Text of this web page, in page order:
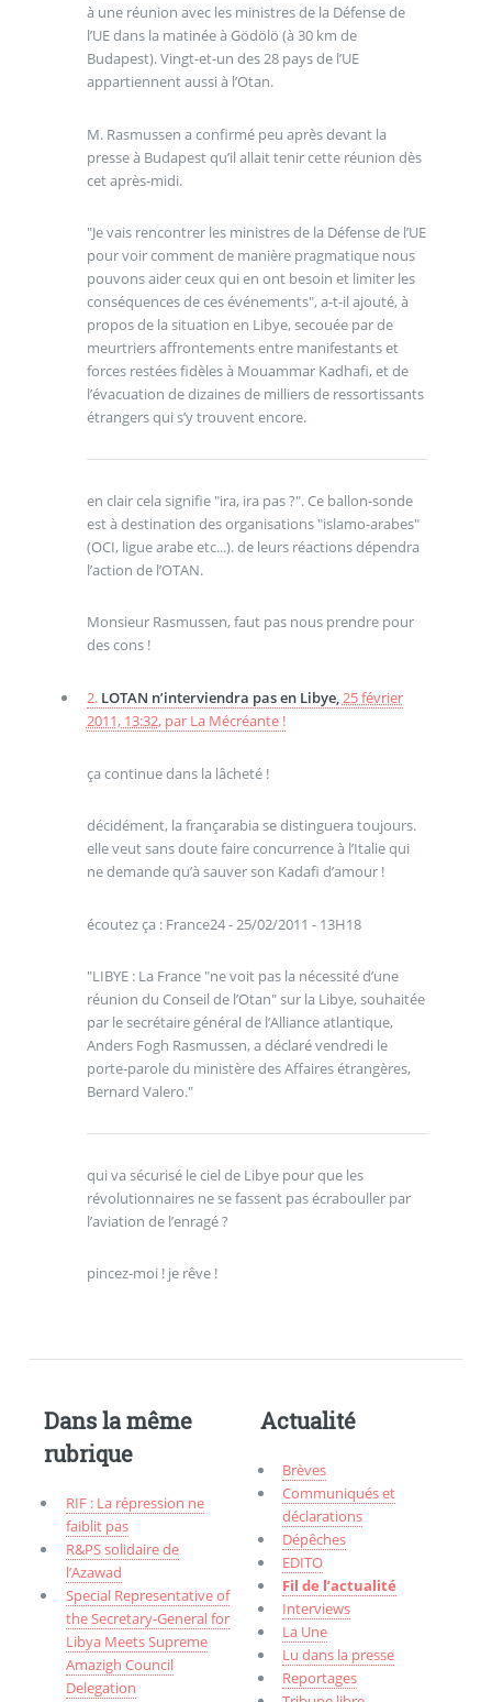
à une réunion avec les ministres de la Défense de
l’UE dans la matinée à Gödölö (à 30 km de
Budapest). Vingt-et-un des 28 pays de l’UE
appartiennent aussi à l’Otan.
M. Rasmussen a confirmé peu après devant la
presse à Budapest qu’il allait tenir cette réunion dès
cet après-midi.
"Je vais rencontrer les ministres de la Défense de l’UE
pour voir comment de manière pragmatique nous
pouvons aider ceux qui en ont besoin et limiter les
conséquences de ces événements", a-t-il ajouté, à
propos de la situation en Libye, secouée par de
meurtriers affrontements entre manifestants et
forces restées fidèles à Mouammar Kadhafi, et de
l’évacuation de dizaines de milliers de ressortissants
étrangers qui s’y trouvent encore.
en clair cela signifie "ira, ira pas ?". Ce ballon-sonde
est à destination des organisations "islamo-arabes"
(OCI, ligue arabe etc...). de leurs réactions dépendra
l’action de l’OTAN.
Monsieur Rasmussen, faut pas nous prendre pour
des cons !
2. LOTAN n’interviendra pas en Libye,25 février
2011, 13:32, par La Mécréante !
ça continue dans la lâcheté !
décidément, la françarabia se distinguera toujours.
elle veut sans doute faire concurrence à l’Italie qui
ne demande qu’à sauver son Kadafi d’amour !
écoutez ça : France24 - 25/02/2011 - 13H18
"LIBYE : La France "ne voit pas la nécessité d’une
réunion du Conseil de l’Otan" sur la Libye, souhaitée
par le secrétaire général de l’Alliance atlantique,
Anders Fogh Rasmussen, a déclaré vendredi le
porte-parole du ministère des Affaires étrangères,
Bernard Valero."
qui va sécurisé le ciel de Libye pour que les
révolutionnaires ne se fassent pas écrabouller par
l’aviation de l’enragé ?
pincez-moi ! je rêve !
Dans la même
rubrique
RIF : La répression ne
faiblit pas
R&PS solidaire de
l’Azawad
Special Representative of
the Secretary-General for
Libya Meets Supreme
Amazigh Council
Delegation
Actualité
Brèves
Communiqués et
déclarations
Dépêches
EDITO
Fil de l’actualité
Interviews
La Une
Lu dans la presse
Reportages